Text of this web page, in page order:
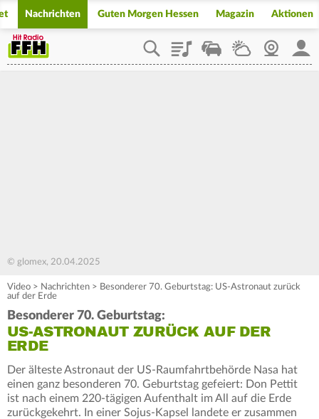
Nachrichten Guten Morgen Hessen Magazin Aktionen
PlaylistStaupilotWetterWebcam
© glomex, 20.04.2025
Video > Nachrichten > Besonderer 70. Geburtstag: US-Astronaut zurück
auf der Erde
Besonderer 70. Geburtstag:
US-ASTRONAUT ZURÜCK AUF DER
ERDE
Der älteste Astronaut der US-Raumfahrtbehörde Nasa hat
einen ganz besonderen 70. Geburtstag gefeiert: Don Pettit
ist nach einem 220-tägigen Aufenthalt im All auf die Erde
zurückgekehrt. In einer Sojus-Kapsel landete er zusammen